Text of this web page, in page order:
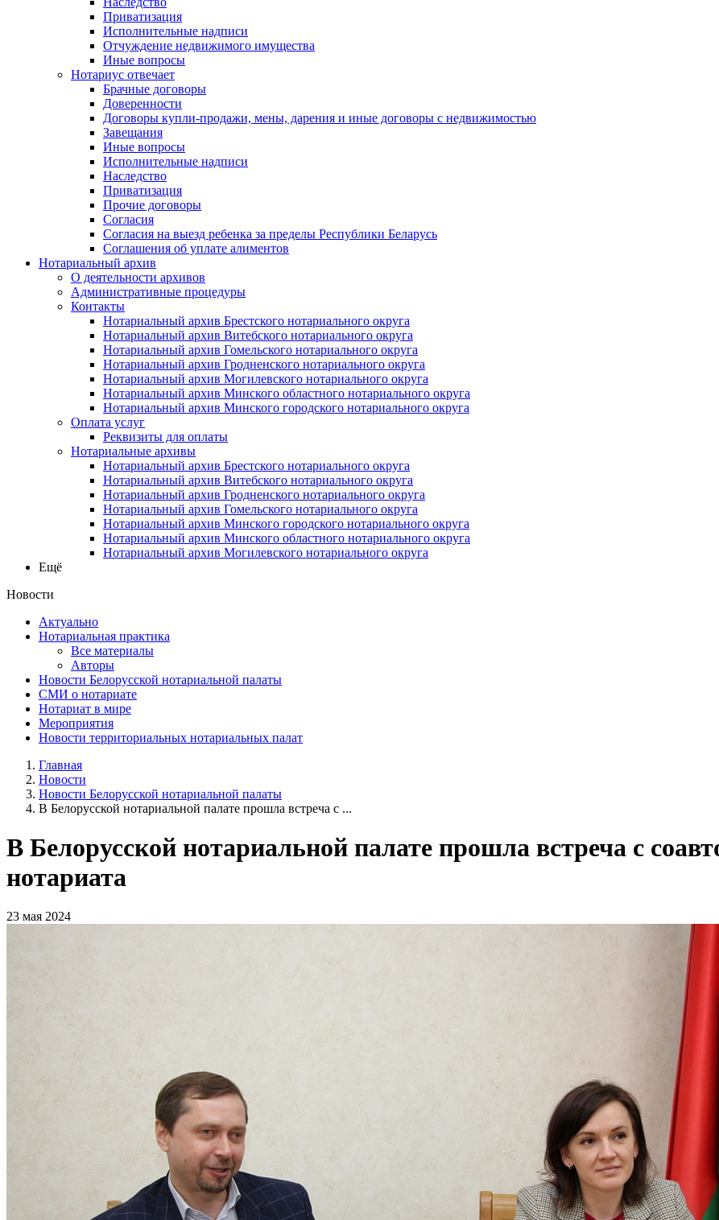
Приватизация
Исполнительные надписи
Отчуждение недвижимого имущества
Иные вопросы
Нотариус отвечает
Брачные договоры
Доверенности
Договоры купли-продажи, мены, дарения и иные договоры с недвижимостью
Завещания
Иные вопросы
Исполнительные надписи
Наследство
Приватизация
Прочие договоры
Согласия
Согласия на выезд ребенка за пределы Республики Беларусь
Соглашения об уплате алиментов
Нотариальный архив
О деятельности архивов
Административные процедуры
Контакты
Нотариальный архив Брестского нотариального округа
Нотариальный архив Витебского нотариального округа
Нотариальный архив Гомельского нотариального округа
Нотариальный архив Гродненского нотариального округа
Нотариальный архив Могилевского нотариального округа
Нотариальный архив Минского областного нотариального округа
Нотариальный архив Минского городского нотариального округа
Оплата услуг
Реквизиты для оплаты
Нотариальные архивы
Нотариальный архив Брестского нотариального округа
Нотариальный архив Витебского нотариального округа
Нотариальный архив Гродненского нотариального округа
Нотариальный архив Гомельского нотариального округа
Нотариальный архив Минского городского нотариального округа
Нотариальный архив Минского областного нотариального округа
Нотариальный архив Могилевского нотариального округа
Ещё
Новости
Актуально
Нотариальная практика
Все материалы
Авторы
Новости Белорусской нотариальной палаты
СМИ о нотариате
Нотариат в мире
Мероприятия
Новости территориальных нотариальных палат
Главная
Новости
Новости Белорусской нотариальной палаты
В Белорусской нотариальной палате прошла встреча с ...
В Белорусской нотариальной палате прошла встреча с
нотариата
23 мая 2024